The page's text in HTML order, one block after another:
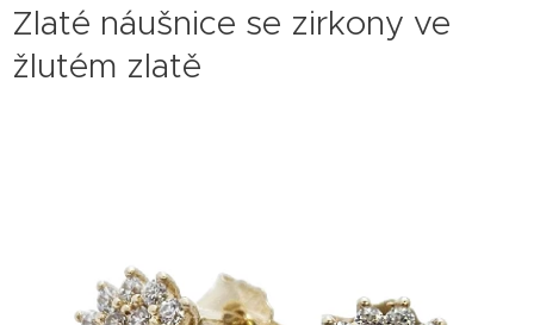
Zlaté náušnice se zirkony ve
žlutém zlatě